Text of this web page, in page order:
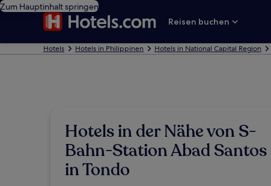
Zum Hauptinhalt springen
Reisen buchen
Hotels Hotels in Philippinen Hotels in National Capital Region
Hotels in der Nähe von S-
Bahn-Station Abad Santos
in Tondo